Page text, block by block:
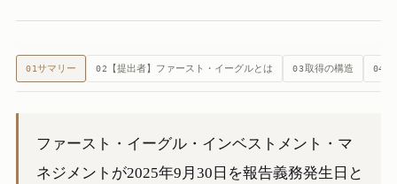
01サマリー 02 【提出者】ファースト・イーグルとは 03取得の構造 04
ファースト・イーグル・インベストメント・マ
ネジメントが2025年9月30日を報告義務発生日と